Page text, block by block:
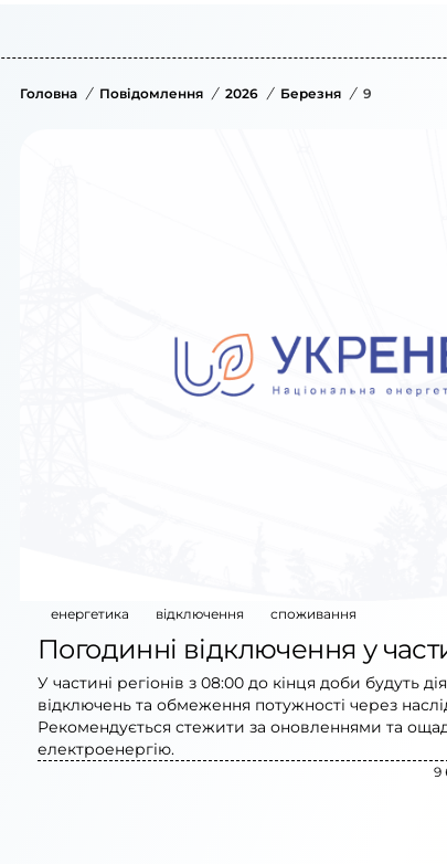
Головна / Повідомлення / 2026 / Березня / 9
енергетика відключення споживання
Погодинні відключення у
У частині регіонів з 08:00 до кінця доби будуть
відключень та обмеження потужності через
Рекомендується стежити за оновленнями та
електроенергію.
9